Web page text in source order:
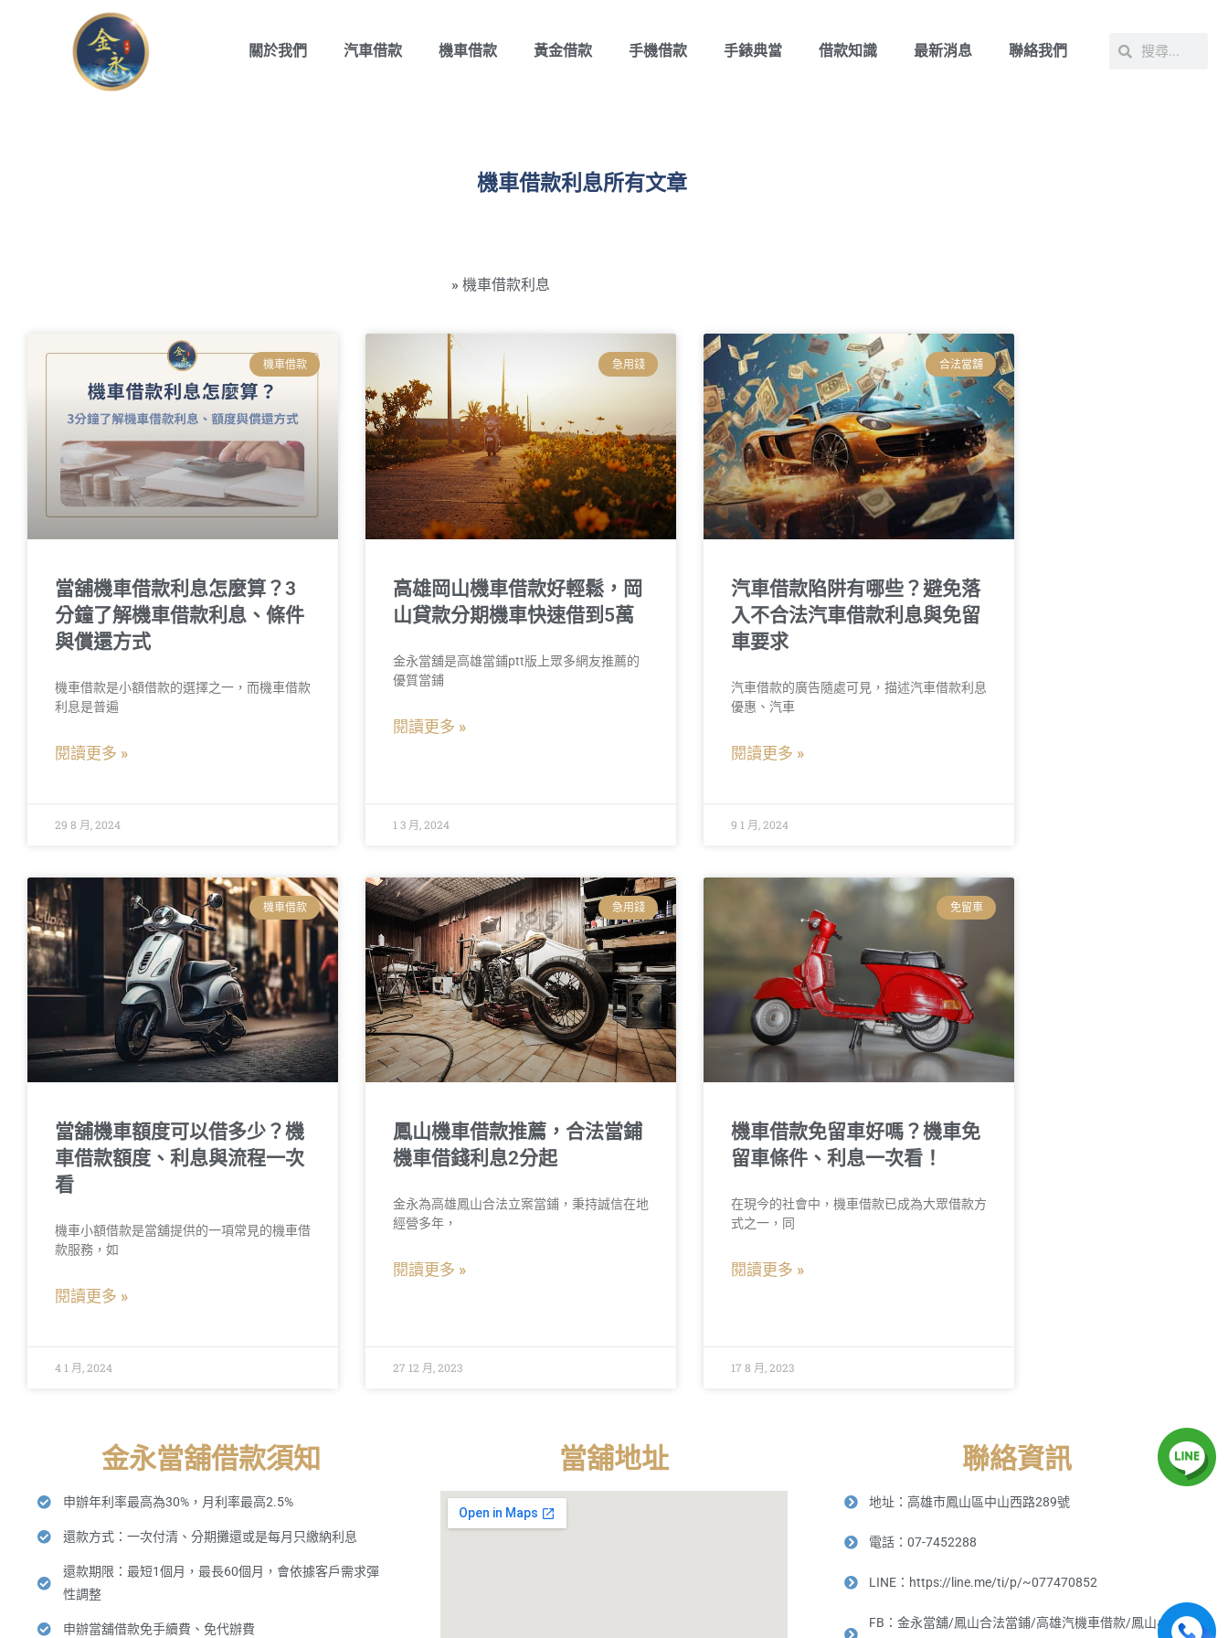
關於我們 汽車借款 機車借款 黃金借款 手機借款 手錶典當 借款知識 最新消息 聯絡我們
機車借款利息所有文章
» 機車借款利息
機車借款
當舖機車借款利息怎麼算？3
分鐘了解機車借款利息、條件
與償還方式
機車借款是小額借款的選擇之一，而機車借款
利息是普遍
閱讀更多 »
29 8 月, 2024
急用錢
高雄岡山機車借款好輕鬆，岡
山貸款分期機車快速借到5萬
金永當舖是高雄當鋪ptt版上眾多網友推薦的
優質當鋪
閱讀更多 »
1 3 月, 2024
合法當舖
汽車借款陷阱有哪些？避免落
入不合法汽車借款利息與免留
車要求
汽車借款的廣告隨處可見，描述汽車借款利息
優惠、汽車
閱讀更多 »
9 1 月, 2024
機車借款
當舖機車額度可以借多少？機
車借款額度、利息與流程一次
看
機車小額借款是當舖提供的一項常見的機車借
款服務，如
閱讀更多 »
4 1 月, 2024
急用錢
鳳山機車借款推薦，合法當鋪
機車借錢利息2分起
金永為高雄鳳山合法立案當鋪，秉持誠信在地
經營多年，
閱讀更多 »
27 12 月, 2023
免留車
機車借款免留車好嗎？機車免
留車條件、利息一次看！
在現今的社會中，機車借款已成為大眾借款方
式之一，同
閱讀更多 »
17 8 月, 2023
金永當舖借款須知
申辦年利率最高為30%，月利率最高2.5%
還款方式：一次付清、分期攤還或是每月只繳納利息
還款期限：最短1個月，最長60個月，會依據客戶需求彈
性調整
申辦當舖借款免手續費、免代辦費
當舖地址 聯絡資訊
地址：高雄市鳳山區中山西路289號
電話：07-7452288
LINE：https://line.me/ti/p/~077470852
FB：金永當舖/鳳山合法當鋪/高雄汽機車借款/鳳山小額